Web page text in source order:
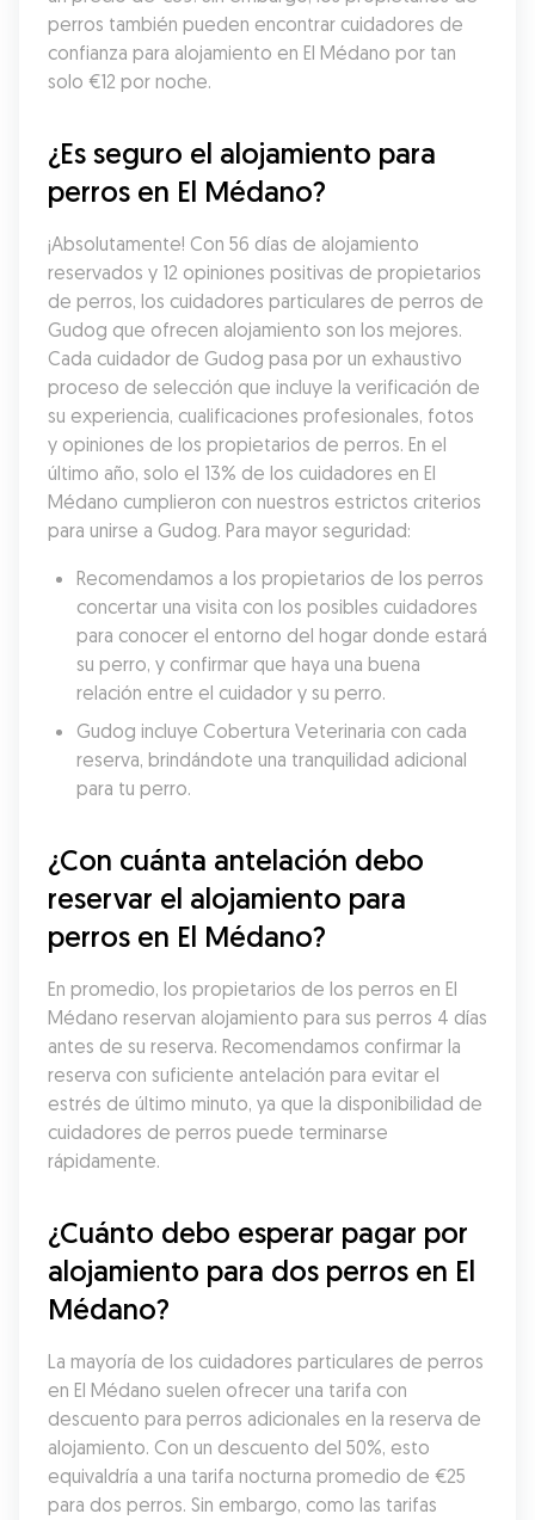
perros también pueden encontrar cuidadores de
confianza para alojamiento en El Médano por tan
solo €12 por noche.
¿Es seguro el alojamiento para
perros en El Médano?
¡Absolutamente! Con 56 días de alojamiento
reservados y 12 opiniones positivas de propietarios
de perros, los cuidadores particulares de perros de
Gudog que ofrecen alojamiento son los mejores.
Cada cuidador de Gudog pasa por un exhaustivo
proceso de selección que incluye la verificación de
su experiencia, cualificaciones profesionales, fotos
y opiniones de los propietarios de perros. En el
último año, solo el 13% de los cuidadores en El
Médano cumplieron con nuestros estrictos criterios
para unirse a Gudog. Para mayor seguridad:
Recomendamos a los propietarios de los perros
concertar una visita con los posibles cuidadores
para conocer el entorno del hogar donde estará
su perro, y confirmar que haya una buena
relación entre el cuidador y su perro.
Gudog incluye Cobertura Veterinaria con cada
reserva, brindándote una tranquilidad adicional
para tu perro.
¿Con cuánta antelación debo
reservar el alojamiento para
perros en El Médano?
En promedio, los propietarios de los perros en El
Médano reservan alojamiento para sus perros 4 días
antes de su reserva. Recomendamos confirmar la
reserva con suficiente antelación para evitar el
estrés de último minuto, ya que la disponibilidad de
cuidadores de perros puede terminarse
rápidamente.
¿Cuánto debo esperar pagar por
alojamiento para dos perros en El
Médano?
La mayoría de los cuidadores particulares de perros
en El Médano suelen ofrecer una tarifa con
descuento para perros adicionales en la reserva de
alojamiento. Con un descuento del 50%, esto
equivaldría a una tarifa nocturna promedio de €25
para dos perros. Sin embargo, como las tarifas